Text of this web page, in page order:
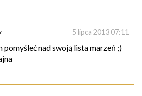
5 lipca 2013 07:11
pomyśleć nad swoją lista marzeń ;)